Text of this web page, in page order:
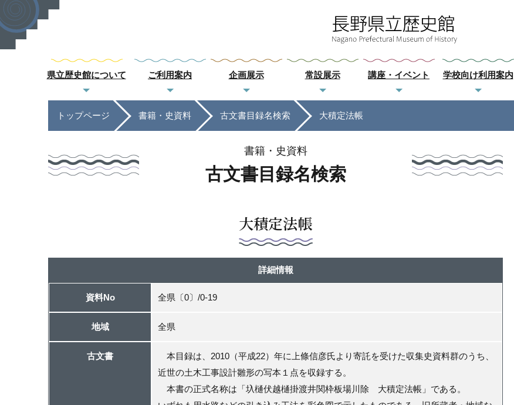
県立歴史館について ご利用案内 企画展示 常設展示 講座・イベント 学校向け利用案内
トップページ 書籍・史資料 古文書目録名検索 大積定法帳
書籍・史資料
古文書目録名検索
大積定法帳
詳細情報
資料No 全県〔0〕/0-19
地域 全県
古文書
本目録は、2010（平成22）年に上條信彦氏より寄託を受けた収集史資料群のうち、
近世の土木工事設計雛形の写本１点を収録する。
本書の正式名称は「圦樋伏越樋掛渡井関枠板場川除 大積定法帳」である。